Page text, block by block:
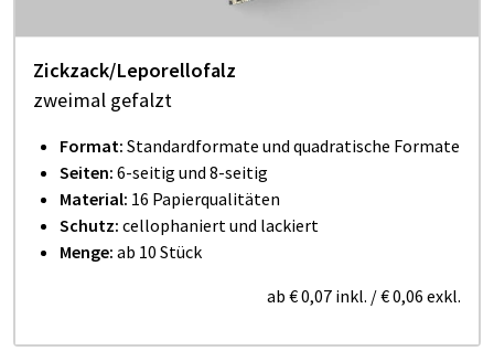
Zickzack/Leporellofalz
zweimal gefalzt
Format: Standardformate und quadratische Formate
Seiten: 6-seitig und 8-seitig
Material: 16 Papierqualitäten
Schutz: cellophaniert und lackiert
Menge: ab 10 Stück
ab € 0,07 inkl. /€ 0,06 exkl.